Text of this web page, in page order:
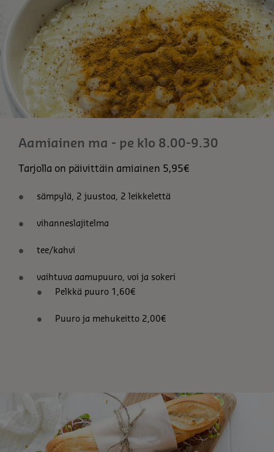
Aamiainen ma - pe klo 8.00-9.30
Tarjolla on päivittäin amiainen 5,95€
sämpylä, 2 juustoa, 2 leikkelettä
vihanneslajitelma
tee/kahvi
vaihtuva aamupuuro, voi ja sokeri
Pelkkä puuro 1,60€
Puuro ja mehukeitto 2,00€